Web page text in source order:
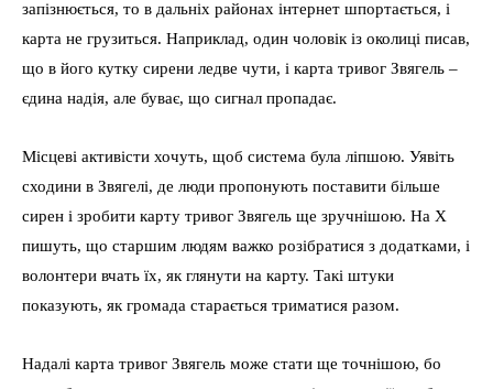
запізнюється, то в дальніх районах інтернет шпортається, і
карта не грузиться. Наприклад, один чоловік із околиці писав,
що в його кутку сирени ледве чути, і карта тривог Звягель –
єдина надія, але буває, що сигнал пропадає.
Місцеві активісти хочуть, щоб система була ліпшою. Уявіть
сходини в Звягелі, де люди пропонують поставити більше
сирен і зробити карту тривог Звягель ще зручнішою. На X
пишуть, що старшим людям важко розібратися з додатками, і
волонтери вчать їх, як глянути на карту. Такі штуки
показують, як громада старається триматися разом.
Надалі карта тривог Звягель може стати ще точнішою, бо